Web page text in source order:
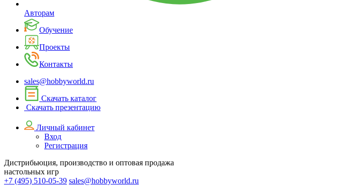
Авторам
Обучение
Проекты
Контакты
sales@hobbyworld.ru
Скачать каталог
Скачать презентацию
Личный кабинет
Вход
Регистрация
Дистрибьюция, производство и оптовая продажа
настольных игр
+7 (495) 510-05-39 sales@hobbyworld.ru